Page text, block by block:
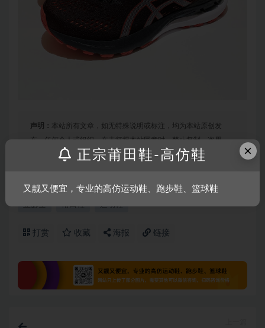
声明： 本站所有文章，如无特殊说明或标注，均为本站原创发
布。任何个人或组织，在未征得本站同意时，禁止复制、盗用、
采集、发布本站内容到任何网站、书籍等各类媒体平台。如若本
亚瑟士 莆田鞋 运动鞋
打赏 收藏 海报 链接
×
正宗莆田鞋-高仿鞋
又靓又便宜，专业的高仿运动鞋、跑步鞋、篮球鞋